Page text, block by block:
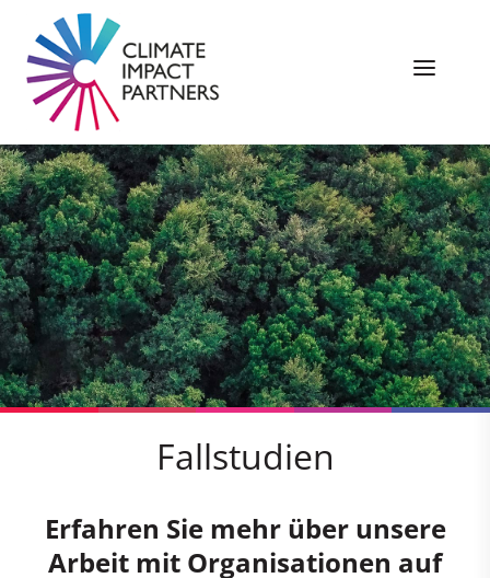
Fallstudien
Erfahren Sie mehr über unsere
Arbeit mit Organisationen auf